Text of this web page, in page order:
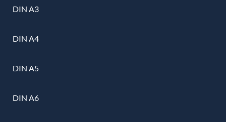
DIN A3
DIN A4
DIN A5
DIN A6